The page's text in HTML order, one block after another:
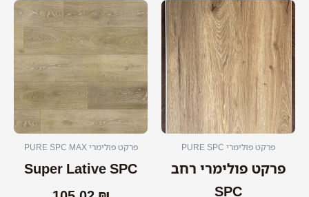
פרקט פולימרי PURE SPC
פרקט פולימרי רחב
SPC
למוצר
זה
יש
מספר
סוגים.
ניתן
לבחור
את
המוצר
פרקט פולימרי PURE SPC MAX
Super Lative SPC